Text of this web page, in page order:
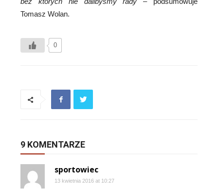
Tomasz Wolan.
0
9 KOMENTARZE
sportowiec
13 kwietnia 2016 at 10:27